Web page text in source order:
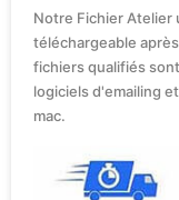
Notre Fichier Atelier
téléchargeable
fichiers qualifiés
logiciels d'emailing
mac.